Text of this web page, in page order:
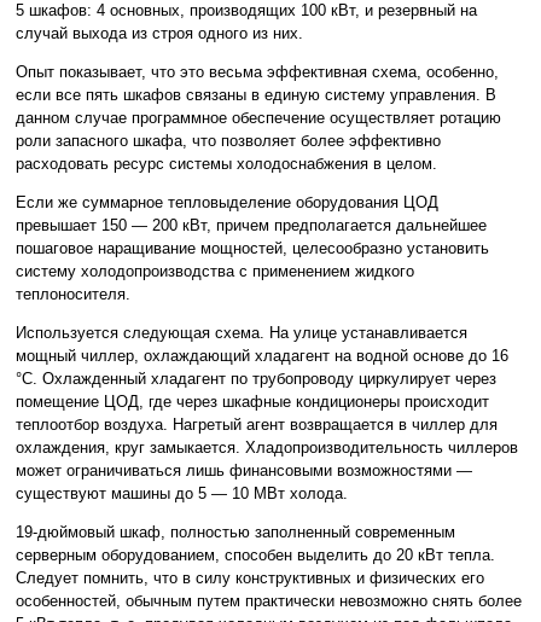
5 шкафов: 4 основных, производящих 100 кВт, и резервный на
случай выхода из строя одного из них.
Опыт показывает, что это весьма эффективная схема, особенно,
если все пять шкафов связаны в единую систему управления. В
данном случае программное обеспечение осуществляет ротацию
роли запасного шкафа, что позволяет более эффективно
расходовать ресурс системы холодоснабжения в целом.
Если же суммарное тепловыделение оборудования ЦОД
превышает 150 — 200 кВт, причем предполагается дальнейшее
пошаговое наращивание мощностей, целесообразно установить
систему холодопроизводства с применением жидкого
теплоносителя.
Используется следующая схема. На улице устанавливается
мощный чиллер, охлаждающий хладагент на водной основе до 16
°С. Охлажденный хладагент по трубопроводу циркулирует через
помещение ЦОД, где через шкафные кондиционеры происходит
теплоотбор воздуха. Нагретый агент возвращается в чиллер для
охлаждения, круг замыкается. Хладопроизводительность чиллеров
может ограничиваться лишь финансовыми возможностями —
существуют машины до 5 — 10 МВт холода.
19-дюймовый шкаф, полностью заполненный современным
серверным оборудованием, способен выделить до 20 кВт тепла.
Следует помнить, что в силу конструктивных и физических его
особенностей, обычным путем практически невозможно снять более